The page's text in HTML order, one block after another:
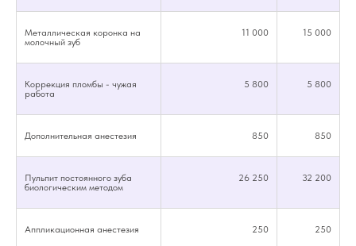
Металлическая коронка на
молочный зуб
11 000 15 000
Коррекция пломбы - чужая
работа
5 800 5 800
Дополнительная анестезия 850 850
Пульпит постоянного зуба
биологическим методом
26 250 32 200
Аппликационная анестезия 250 250